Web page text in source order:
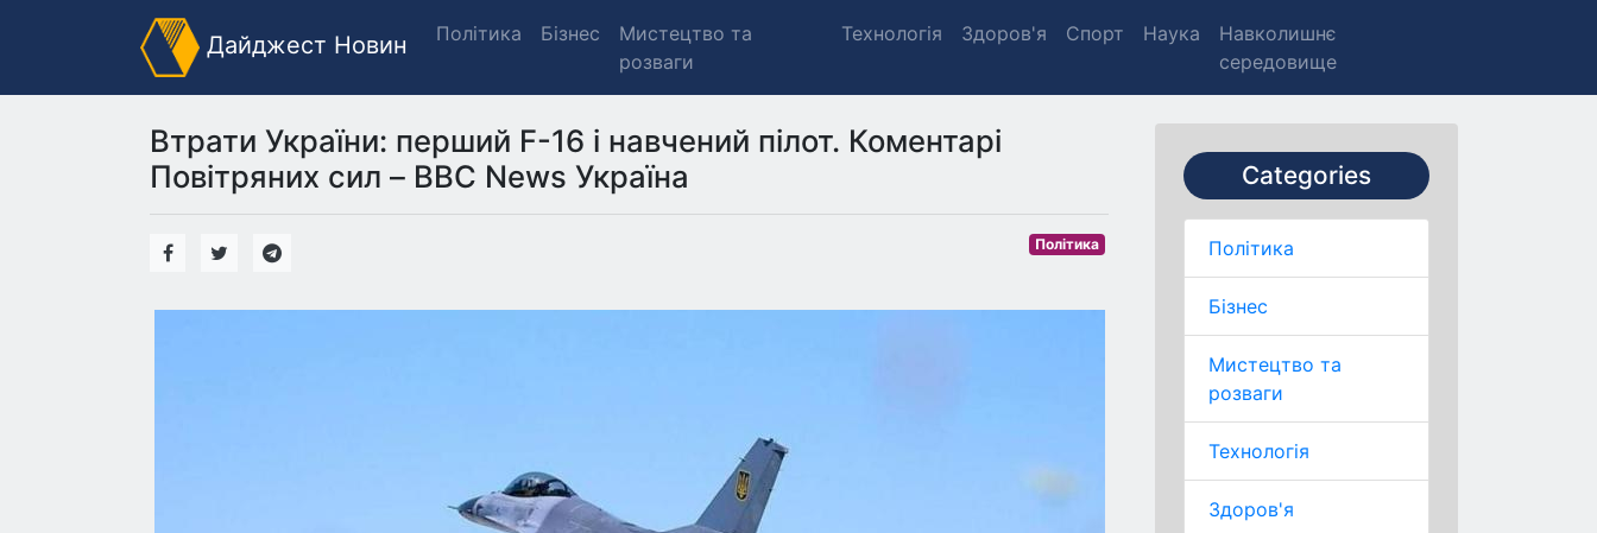
Дайджест Новин Політика Бізнес
Мистецтво та
розваги
Технологія Здоров'я Спорт Наука
Навколишнє
середовище
Categories
Політика
Бізнес
Мистецтво та
розваги
Технологія
Здоров'я
Втрати України: перший F-16 і навчений пілот. Коментарі
Повітряних сил – BBC News Україна
Політика